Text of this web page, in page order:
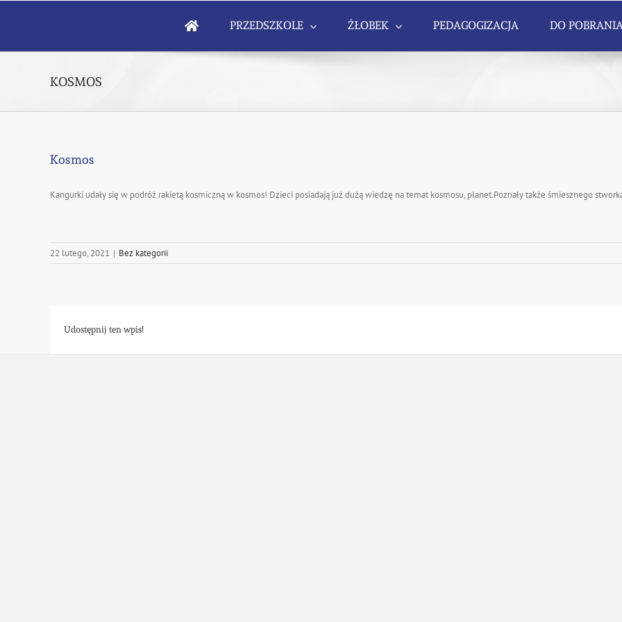
PRZEDSZKOLE ŻŁOBEK PEDAGOGIZACJA DO
KOSMOS
Kosmos
Kangurki udały się w podróż rakietą kosmiczną w kosmos! Dzieci posiadają już dużą wiedzę na temat kosmosu, planet.Poznały także śmiesznego
22 lutego, 2021 | Bez kategorii
Udostępnij ten wpis!